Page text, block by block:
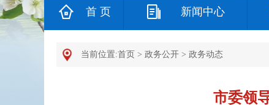
首 页 新闻中心
当前位置:首页 > 政务公开 > 政务动态
市委领